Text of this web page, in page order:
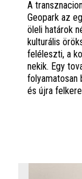
A
Geopark az
öleli határok
kulturális
feléleszti, a
nekik. Egy
folyamatosan
és újra